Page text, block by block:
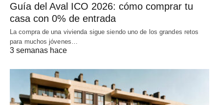
Guía del Aval ICO 2026: cómo comprar tu
casa con 0% de entrada
La compra de una vivienda sigue siendo uno de los grandes retos
para muchos jóvenes…
3 semanas hace